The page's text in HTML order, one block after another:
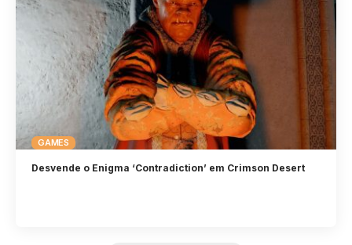
GAMES
Desvende o Enigma ‘Contradiction’ em Crimson Desert